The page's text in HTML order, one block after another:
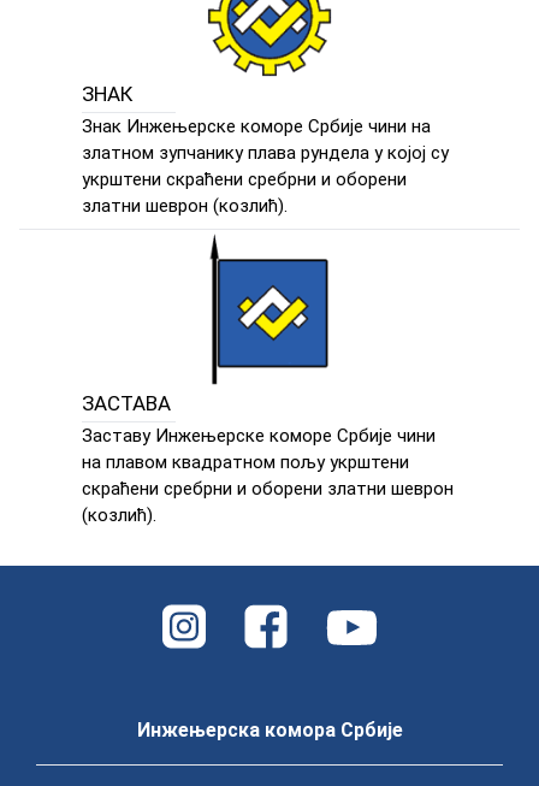
ЗНАК
Знак Инжењерске коморе Србије чини на
златном зупчанику плава рундела у којој су
укрштени скраћени сребрни и оборени
златни шеврон (козлић).
ЗАСТАВА
Заставу Инжењерске коморе Србије чини
на плавом квадратном пољу укрштени
скраћени сребрни и оборени златни шеврон
(козлић).
Инжењерска комора Србије